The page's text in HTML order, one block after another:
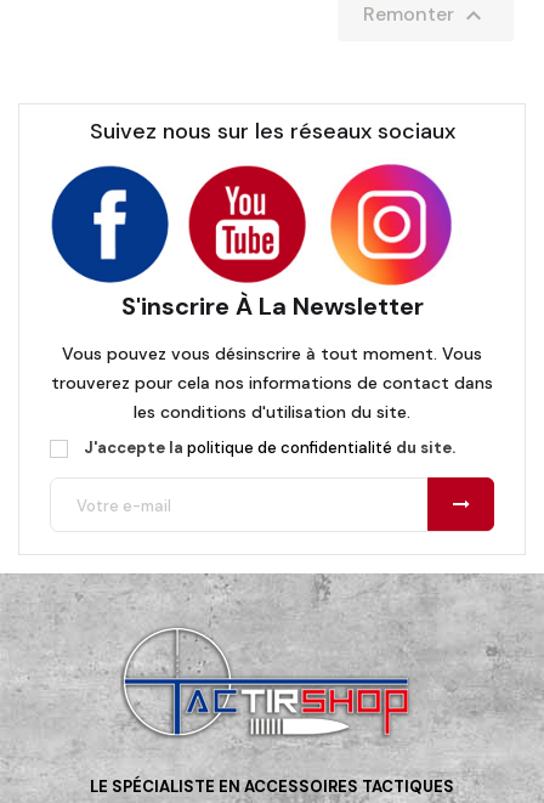
Remonter 
Suivez nous sur les réseaux sociaux
S'inscrire À La Newsletter
Vous pouvez vous désinscrire à tout moment. Vous
trouverez pour cela nos informations de contact dans
les conditions d'utilisation du site.
J'accepte la politique de confidentialité du site.
LE SPÉCIALISTE EN ACCESSOIRES TACTIQUES